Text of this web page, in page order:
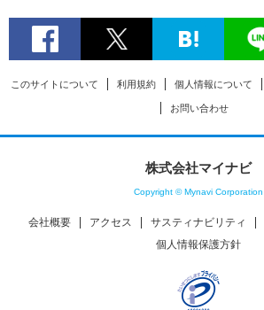
このサイトについて 利用規約 個人情報について
お問い合わせ
株式会社マイナビ
Copyright © Mynavi Corporation
会社概要 アクセス サスティナビリティ
個人情報保護方針